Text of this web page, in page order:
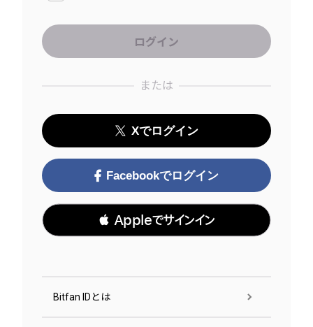
または
Xでログイン
Facebookでログイン
 Appleでサインイン
Bitfan IDとは